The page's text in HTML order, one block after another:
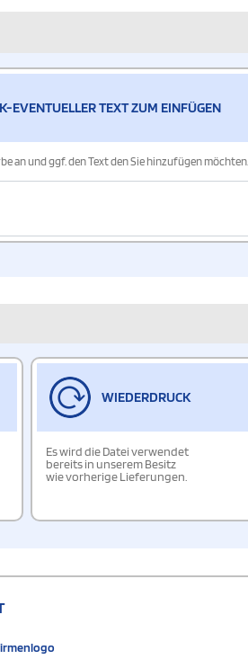
EVENTUELLER TEXT ZUM EINFÜGEN
an und ggf. den Text den Sie hinzufügen möchten.
WIEDERDRUCK
Es wird die Datei verwendet
bereits in unserem Besitz
wie vorherige Lieferungen.